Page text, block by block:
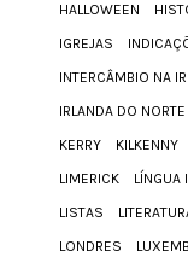
HALLOWEEN
IGREJAS
INTERCÂMBIO NA
IRLANDA DO NORTE
KERRY
KILKENNY
LIMERICK
LÍNGUA
LISTAS
LONDRES